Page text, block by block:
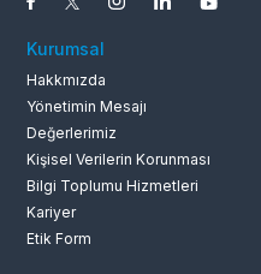
Kurumsal
Hakkmızda
Yönetimin Mesajı
Değerlerimiz
Kişisel Verilerin Korunması
Bilgi Toplumu Hizmetleri
Kariyer
Etik Form